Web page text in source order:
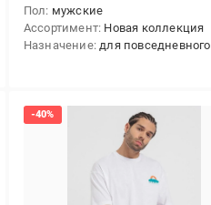
Пол мужские
Ассортимент Новая коллекция
Назначение для повседневного